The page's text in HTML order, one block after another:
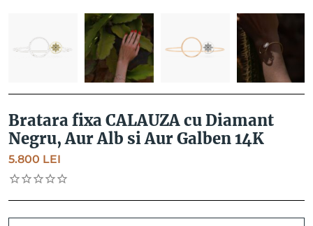
Bratara fixa CALAUZA cu Diamant
Negru, Aur Alb si Aur Galben 14K
5.800 LEI